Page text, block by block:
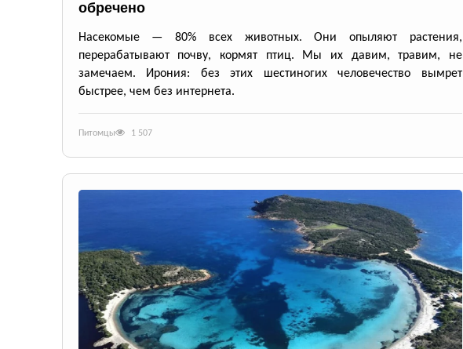
обречено
Насекомые — 80% всех животных. Они опыляют растения,
перерабатывают почву, кормят птиц. Мы их давим, травим, не
замечаем. Ирония: без этих шестиногих человечество вымрет
быстрее, чем без интернета.
Питомцы 1 507